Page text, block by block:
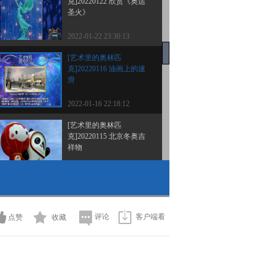
圣火》
2022-01-22 23:30:13
[艺术里的奥林匹
克]20220116 油画上的速
滑
2022-01-16 22:18:12
[艺术里的奥林匹
克]20220115 北京冬奥吉
祥物
术组图（下）
2022-01-09 20:38:56
点赞 收藏 评论 客户端看